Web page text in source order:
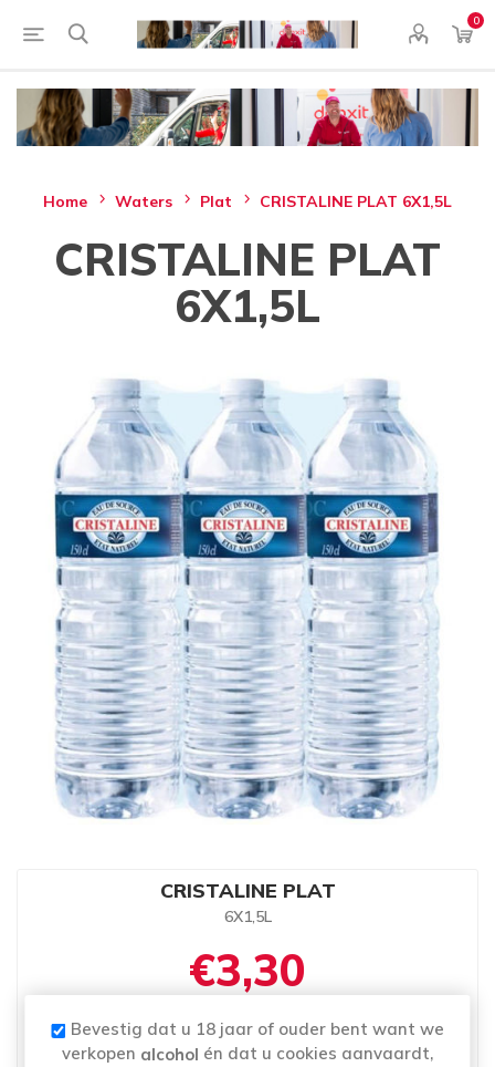
0
Home Waters Plat CRISTALINE PLAT 6X1,5L
CRISTALINE PLAT
6X1,5L
CRISTALINE PLAT
6X1,5L
€3,30
Bevestig dat u 18 jaar of ouder bent want we
verkopen alcohol én dat u cookies aanvaardt,